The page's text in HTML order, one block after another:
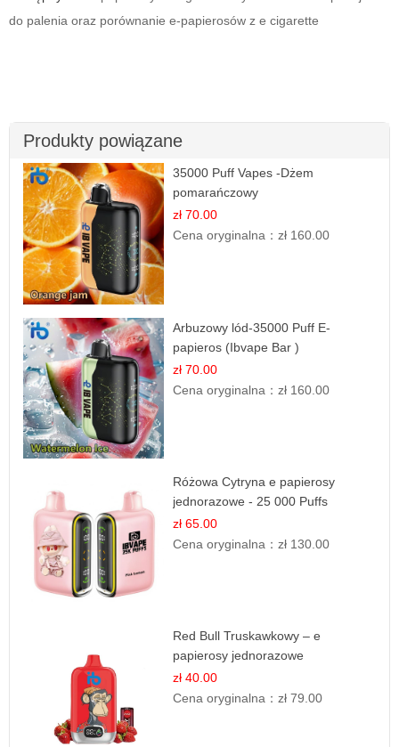
do palenia oraz porównanie e-papierosów z e cigarette
Produkty powiązane
35000 Puff Vapes -Dżem
pomarańczowy
zł 70.00
Cena oryginalna：zł 160.00
Arbuzowy lód-35000 Puff E-
papieros (Ibvape Bar )
zł 70.00
Cena oryginalna：zł 160.00
Różowa Cytryna e papierosy
jednorazowe - 25 000 Puffs
zł 65.00
Cena oryginalna：zł 130.00
Red Bull Truskawkowy – e
papierosy jednorazowe
zł 40.00
Cena oryginalna：zł 79.00